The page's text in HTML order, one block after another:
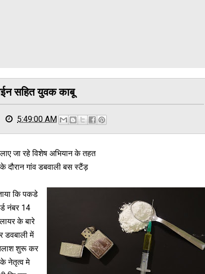
सहित युवक काबू
5:49:00 AM
जा रहे विशेष अभियान के तहत
दौरान गांव डबवाली बस स्टैंड़
कि पकडे
नंबर 14
के बारे
डवबाली में
शुरू कर
के नेतृत्व मे